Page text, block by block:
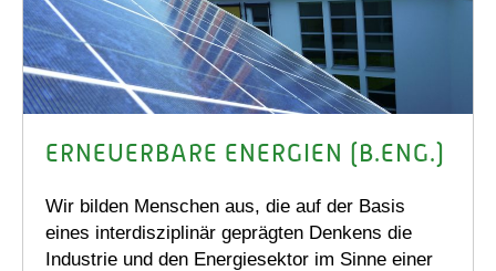
ERNEUERBARE ENERGIEN (B.ENG.)
Wir bilden Menschen aus, die auf der Basis
eines interdisziplinär geprägten Denkens die
Industrie und den Energiesektor im Sinne einer